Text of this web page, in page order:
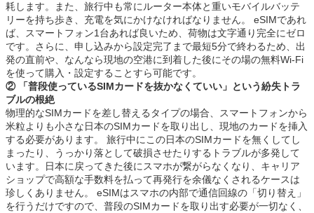
耗します。また、旅行中も常にルーター本体と重いモバイルバッテ
リーを持ち歩き、充電を気にかけなければなりません。 eSIMであれ
ば、スマートフォン1台あれば良いため、荷物は文字通り完全にゼロ
です。さらに、申し込みから設定完了まで最短5分で終わるため、出
発の直前や、なんなら現地の空港に到着した後にその場の無料Wi-Fi
を使って購入・設定することすら可能です。
② 「普段使っているSIMカードを抜かなくていい」という紛失トラ
ブルの根絶
物理的なSIMカードを差し替えるタイプの場合、スマートフォンから
米粒よりも小さな日本のSIMカードを取り出し、現地のカードを挿入
する必要があります。 旅行中にこの日本のSIMカードを無くしてし
まったり、うっかり落として破損させたりするトラブルが多発して
います。日本に戻ってきた後にスマホが繋がらなくなり、キャリア
ショップで高額な手数料を払って再発行を余儀なくされるケースは
珍しくありません。 eSIMはスマホの内部で通信回線の「切り替え」
を行うだけですので、普段のSIMカードを取り出す必要が一切なく、